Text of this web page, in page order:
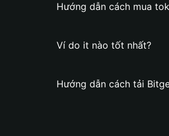
Hướng dẫn cách mua
Ví do it nào tốt nhất?
Hướng dẫn cách tải